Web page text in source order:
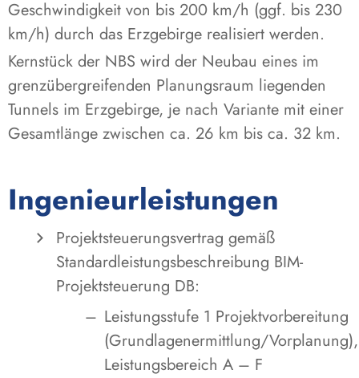
Geschwindigkeit von bis 200 km/h (ggf. bis 230
km/h) durch das Erzgebirge realisiert werden.
Kernstück der NBS wird der Neubau eines im
grenzübergreifenden Planungsraum liegenden
Tunnels im Erzgebirge, je nach Variante mit einer
Gesamtlänge zwischen ca. 26 km bis ca. 32 km.
Ingenieurleistungen
Projektsteuerungsvertrag gemäß
Standardleistungsbeschreibung BIM-
Projektsteuerung DB:
Leistungsstufe 1 Projektvorbereitung
(Grundlagenermittlung/Vorplanung),
Leistungsbereich A – F